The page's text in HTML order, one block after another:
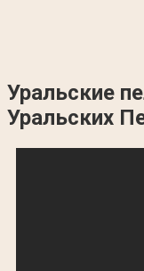
Уральские
Уральских